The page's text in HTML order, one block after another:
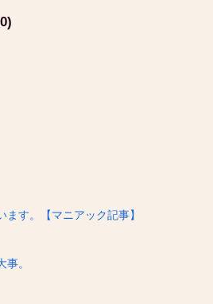
す。【マニアック記事】
。